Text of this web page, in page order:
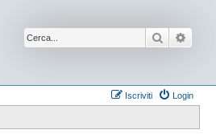
Cerca
Login
Iscriviti